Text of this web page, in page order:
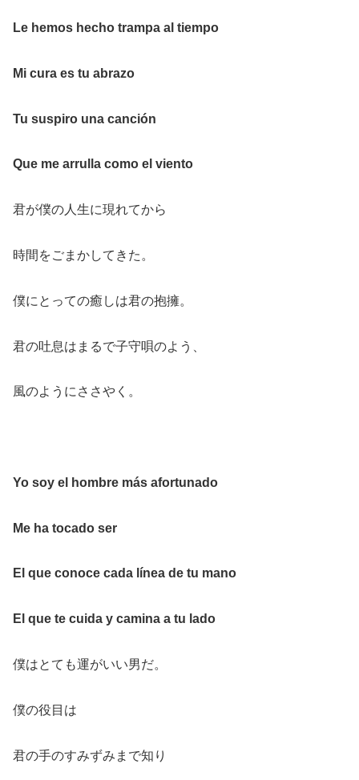
Le hemos hecho trampa al tiempo
Mi cura es tu abrazo
Tu suspiro una canción
Que me arrulla como el viento
君が僕の人生に現れてから
時間をごまかしてきた。
僕にとっての癒しは君の抱擁。
君の吐息はまるで子守唄のよう、
風のようにささやく。
Yo soy el hombre más afortunado
Me ha tocado ser
El que conoce cada línea de tu mano
El que te cuida y camina a tu lado
僕はとても運がいい男だ。
僕の役目は
君の手のすみずみまで知り